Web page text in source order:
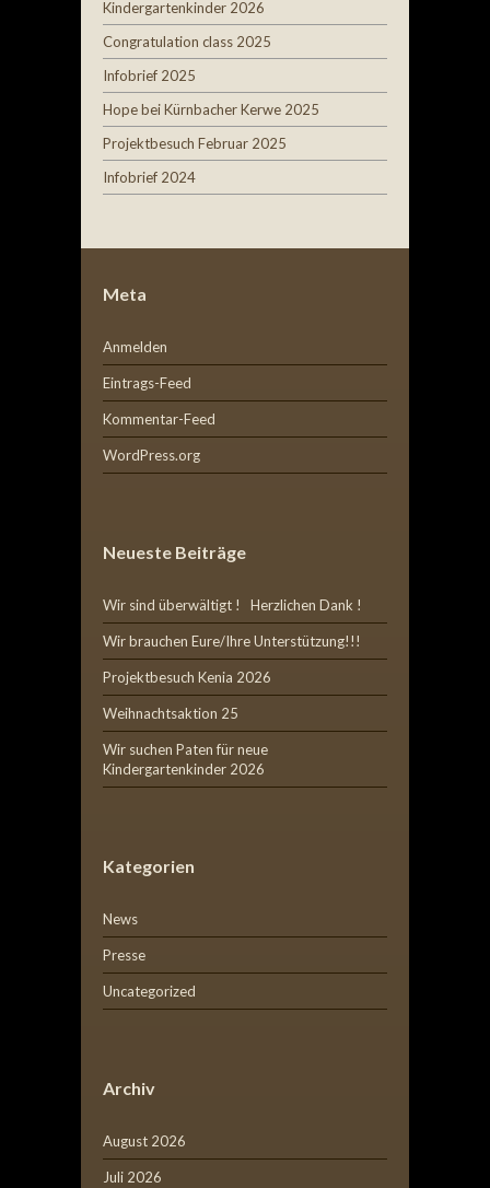
Kindergartenkinder 2026
Congratulation class 2025
Infobrief 2025
Hope bei Kürnbacher Kerwe 2025
Projektbesuch Februar 2025
Infobrief 2024
Meta
Anmelden
Eintrags-Feed
Kommentar-Feed
WordPress.org
Neueste Beiträge
Wir sind überwältigt ! Herzlichen Dank !
Wir brauchen Eure/Ihre Unterstützung!!!
Projektbesuch Kenia 2026
Weihnachtsaktion 25
Wir suchen Paten für neue
Kindergartenkinder 2026
Kategorien
News
Presse
Uncategorized
Archiv
August 2026
Juli 2026